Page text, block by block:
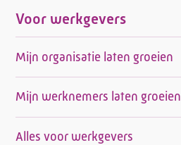
Voor werkgevers
Mijn organisatie laten groeien
Mijn werknemers laten groeien
Alles voor werkgevers